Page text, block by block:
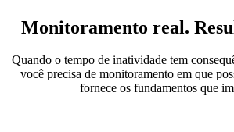
Monitoramento real.
Quando o tempo de inatividade tem
você precisa de monitoramento em que
fornece os fundamentos que